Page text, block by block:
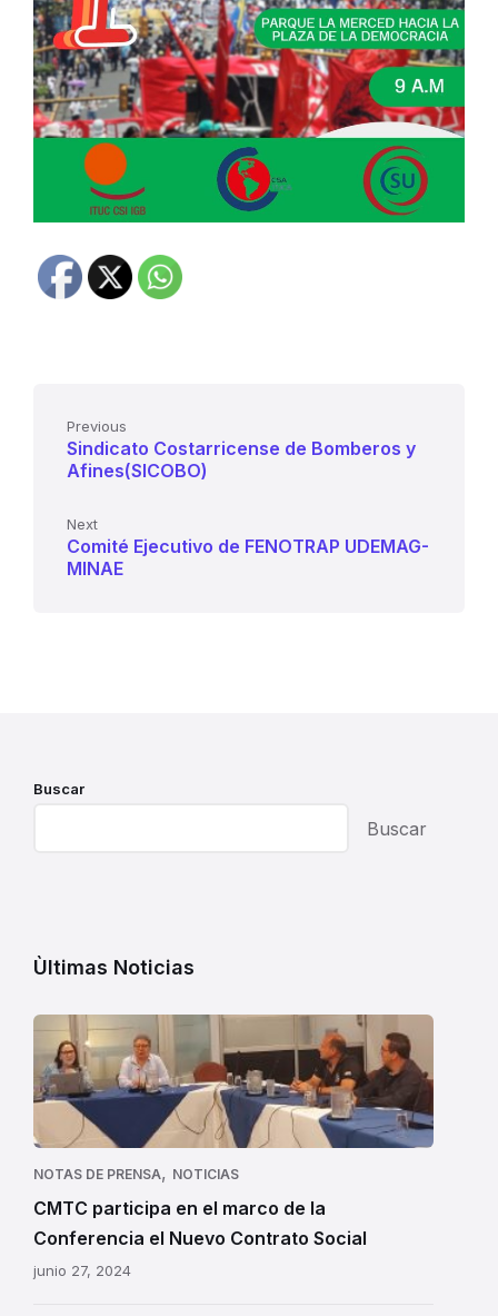
Previous
Sindicato Costarricense de Bomberos y
Afines(SICOBO)
Next
Comité Ejecutivo de FENOTRAP UDEMAG-
MINAE
Buscar
Buscar
Ùltimas Noticias
NOTAS DE PRENSA, NOTICIAS
CMTC participa en el marco de la
Conferencia el Nuevo Contrato Social
junio 27, 2024